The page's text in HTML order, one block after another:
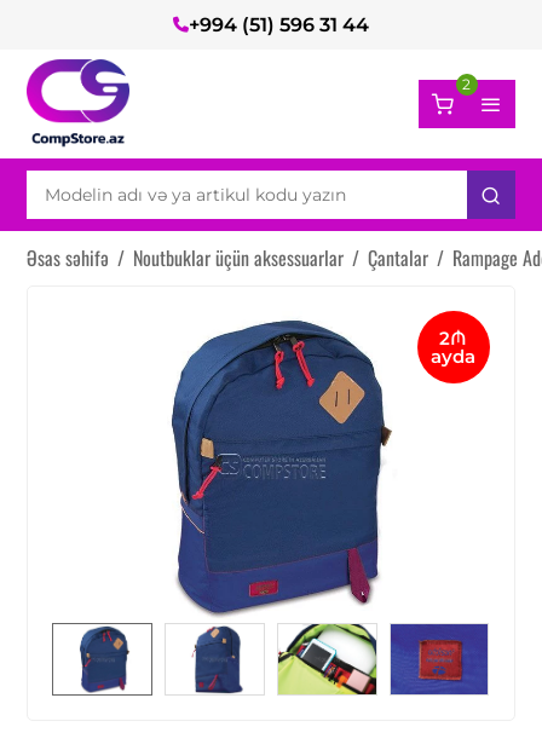
+994 (51) 596 31 44
2
Əsas səhifə / Noutbuklar üçün aksessuarlar / Çantalar / Rampage
2₼
ayda